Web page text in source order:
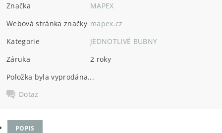
Značka
MAPEX
Webová stránka značky mapex.cz
Kategorie
JEDNOTLIVÉ BUBNY
Záruka
2 roky
Položka byla vyprodána...
Dotaz
POPIS